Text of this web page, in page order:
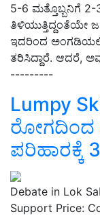
5-6 ಮತ್ತೊಬ್ಬನಿಗೆ 2-
ತಿಳಿಯುತ್ತಿದ್ದಂತೆಯೇ
ಇದರಿಂದ ಅಂಗಡಿಯಲ್ಲಿ
ತರಿಸಿದ್ದಾರೆ. ಆದರೆ,
---------
Lumpy
ರೋಗದಿಂದ
ಪರಿಹಾರಕ್ಕೆ
Debate in Lok
Support Price: